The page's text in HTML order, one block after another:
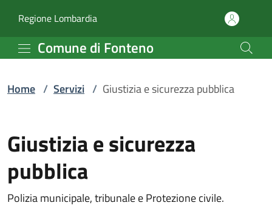
Servizi | Comune di
Regione Lombardia(apre in un'altra scheda).
Comune di Fonteno
Home / Servizi / Giustizia e sicurezza pubblica
Giustizia e sicurezza
pubblica
Polizia municipale, tribunale e Protezione civile.